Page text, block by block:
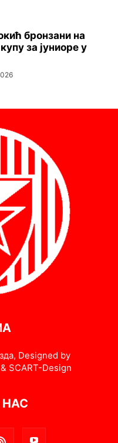
бронзани на
за јуниоре у
Designed by
SCART-Design
НАС